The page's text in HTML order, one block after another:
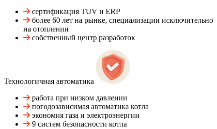
сертификация TUV и ERP
более 60 лет на рынке, специализации исключительно
на отоплении
собственный центр разработок
Технологичная автоматика
работа при низком давлении
погодозависимая автоматика котла
экономия газа и электроэнергии
9 систем безопасности котла